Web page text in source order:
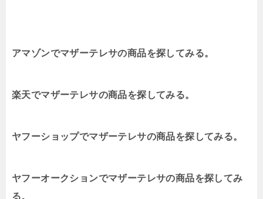
アマゾンでマザーテレサの商品を探してみる。
楽天でマザーテレサの商品を探してみる。
ヤフーショップでマザーテレサの商品を探してみる。
ヤフーオークションでマザーテレサの商品を探してみ
る。